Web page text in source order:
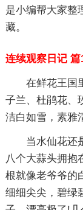
是小编帮大家整
藏。
连续观察日记 篇
在鲜花王国
子兰、杜鹃花、
洁白如雪，素雅
当水仙花还
八个大蒜头拥抱
根就像老爷爷的
细细尖尖，碧绿